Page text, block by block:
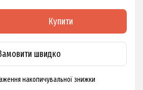
Купити
швидко
накопичувальної знижки